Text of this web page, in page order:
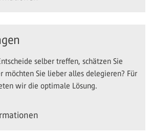
selber treffen, schätzen Sie
möchten Sie lieber alles delegieren? Für
wir die optimale Lösung.